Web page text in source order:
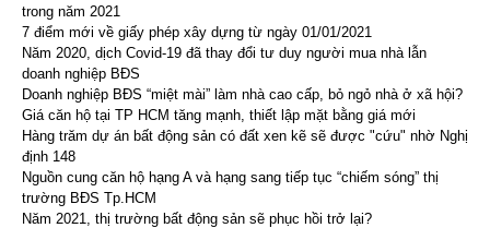
trong năm 2021
7 điểm mới về giấy phép xây dựng từ ngày 01/01/2021
Năm 2020, dịch Covid-19 đã thay đổi tư duy người mua nhà lẫn
doanh nghiệp BĐS
Doanh nghiệp BĐS “miệt mài” làm nhà cao cấp, bỏ ngỏ nhà ở xã hội?
Giá căn hộ tại TP HCM tăng mạnh, thiết lập mặt bằng giá mới
Hàng trăm dự án bất động sản có đất xen kẽ sẽ được "cứu" nhờ Nghị
định 148
Nguồn cung căn hộ hạng A và hạng sang tiếp tục “chiếm sóng” thị
trường BĐS Tp.HCM
Năm 2021, thị trường bất động sản sẽ phục hồi trở lại?